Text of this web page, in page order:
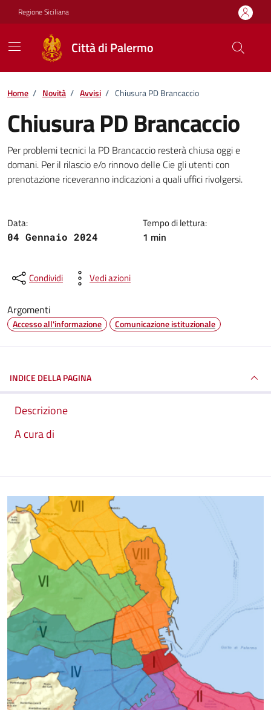
Vai ai contenuti
Vai al footer
Regione Siciliana
Città di Palermo
Home / Novità / Avvisi / Chiusura PD Brancaccio
Chiusura PD Brancaccio
Dettagli della notizia
Per problemi tecnici la PD Brancaccio resterà chiusa oggi e
domani. Per il rilascio e/o rinnovo delle Cie gli utenti con
prenotazione riceveranno indicazioni a quali uffici rivolgersi.
Data:
04 Gennaio 2024
Tempo di lettura:
1 min
Condividi Vedi azioni
Argomenti
Accesso all'informazione Comunicazione istituzionale
INDICE DELLA PAGINA
Descrizione
A cura di